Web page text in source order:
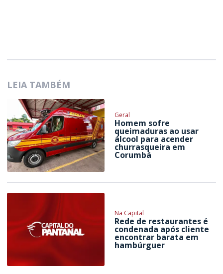
LEIA TAMBÉM
Geral
Homem sofre
queimaduras ao usar
álcool para acender
churrasqueira em
Corumbá
Na Capital
Rede de restaurantes é
condenada após cliente
encontrar barata em
hambúrguer